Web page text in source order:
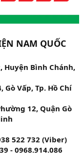
NAM QUỐC
Huyện Bình Chánh,
Gò Vấp, Tp. Hồ Chí
12, Quận Gò
522 732 (Viber)
- 0968.914.086